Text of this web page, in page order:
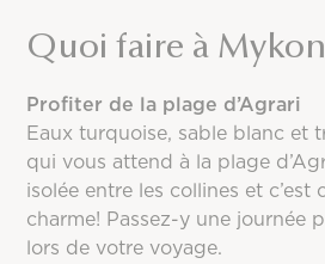
27°C 22°C
Septembre
25°C 20°C
Octobre
22°C 17°C
Novembre
Quoi faire à
Profiter de la plage d’Agrari
Eaux turquoise, sable blanc et
qui vous attend à la plage
isolée entre les collines et c’est
charme! Passez-y une journée
lors de votre voyage.